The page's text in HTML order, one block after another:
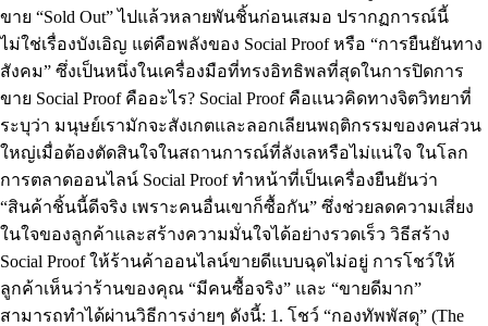
ขาย “Sold Out” ไปแล้วหลายพันชิ้นก่อนเสมอ ปรากฏการณ์นี้
ไม่ใช่เรื่องบังเอิญ แต่คือพลังของ Social Proof หรือ “การยืนยันทาง
สังคม” ซึ่งเป็นหนึ่งในเครื่องมือที่ทรงอิทธิพลที่สุดในการปิดการ
ขาย Social Proof คืออะไร? Social Proof คือแนวคิดทางจิตวิทยาที่
ระบุว่า มนุษย์เรามักจะสังเกตและลอกเลียนพฤติกรรมของคนส่วน
ใหญ่เมื่อต้องตัดสินใจในสถานการณ์ที่ลังเลหรือไม่แน่ใจ ในโลก
การตลาดออนไลน์ Social Proof ทำหน้าที่เป็นเครื่องยืนยันว่า
“สินค้าชิ้นนี้ดีจริง เพราะคนอื่นเขาก็ซื้อกัน” ซึ่งช่วยลดความเสี่ยง
ในใจของลูกค้าและสร้างความมั่นใจได้อย่างรวดเร็ว วิธีสร้าง
Social Proof ให้ร้านค้าออนไลน์ขายดีแบบฉุดไม่อยู่ การโชว์ให้
ลูกค้าเห็นว่าร้านของคุณ “มีคนซื้อจริง” และ “ขายดีมาก”
สามารถทำได้ผ่านวิธีการง่ายๆ ดังนี้: 1. โชว์ “กองทัพพัสดุ” (The